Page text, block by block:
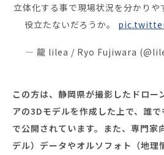
立体化する事で現場状況を分かり
役立たないだろうか。
— 龍 lilea / Ryo Fujiwara
この方は、静岡県が撮影したドロー
アの3Dモデルを作成した上で、誰
で公開されています。また、専門家
デル）データやオルソフォト（地理